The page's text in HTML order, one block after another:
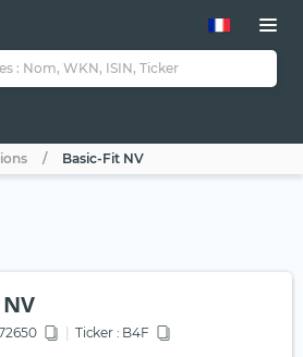
Basic-Fit NV
Ticker : B4F